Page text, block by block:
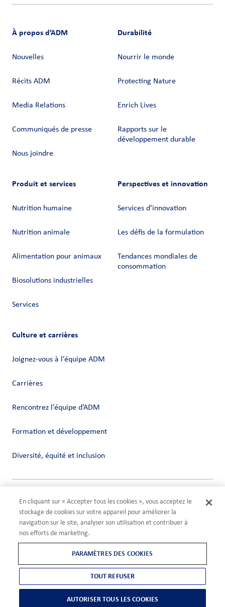
À propos d’ADM
Nouvelles
Récits ADM
Media Relations
Communiqués de presse
Nous joindre
Durabilité
Nourrir le monde
Protecting Nature
Enrich Lives
Rapports sur le
développement durable
Produit et services
Nutrition humaine
Nutrition animale
Alimentation pour animaux
Biosolutions industrielles
Services
Perspectives et innovation
Services d’innovation
Les défis de la formulation
Tendances mondiales de
consommation
Culture et carrières
Joignez-vous à l’équipe ADM
Carrières
Rencontrez l’équipe d’ADM
Formation et développement
Diversité, équité et inclusion
Vie privée
Conditions
Compliance
Paramètres des cookies
En cliquant sur « Accepter tous les cookies », vous acceptez le
stockage de cookies sur votre appareil pour améliorer la
navigation sur le site, analyser son utilisation et contribuer à
nos efforts de marketing.
PARAMÈTRES DES COOKIES
TOUT REFUSER
AUTORISER TOUS LES COOKIES